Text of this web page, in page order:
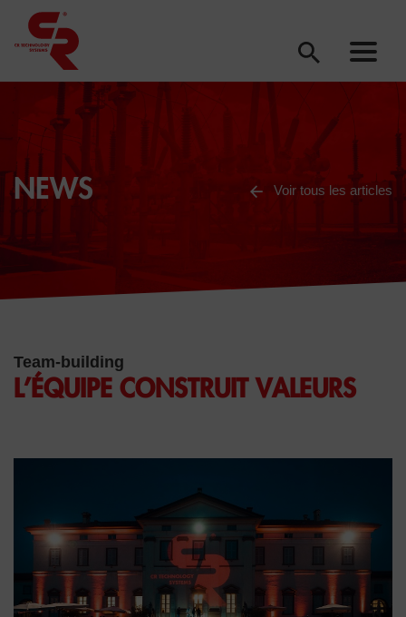
NEWS Voir tous les articles
Team-building
L’ÉQUIPE CONSTRUIT VALEURS